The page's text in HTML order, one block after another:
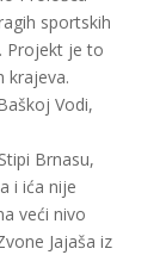
sportskih
Projekt je to
krajeva.
Vodi,
Brnasu,
i ića nije
veći nivo
Jajaša iz